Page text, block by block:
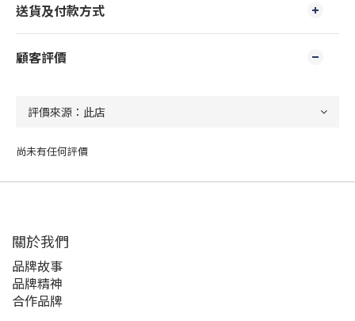
送貨及付款方式
顧客評價
尚未有任何評價
關於我們
品牌故事
品牌精神
合作品牌